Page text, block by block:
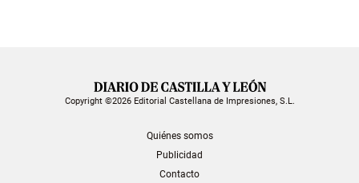
Copyright ©2026 Editorial Castellana de Impresiones, S.L.
Quiénes somos
Publicidad
Contacto